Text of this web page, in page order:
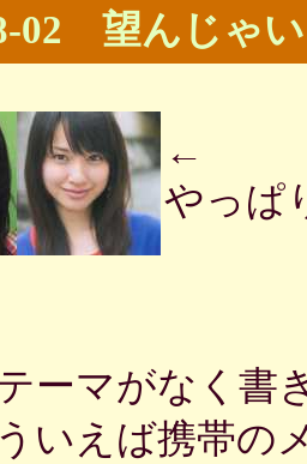
02 望んじゃ
←
やっぱ
ーマがなく書
いえば携帯の